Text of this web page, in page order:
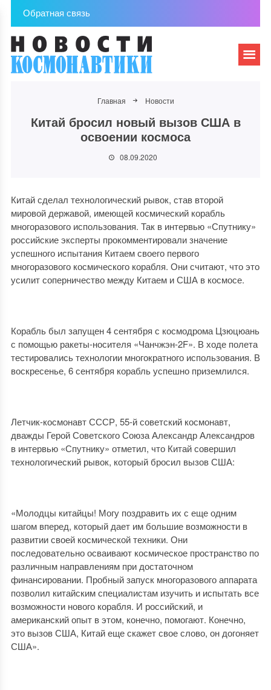
Обратная связь
Главная Новости
Китай бросил новый вызов США в
освоении космоса
08.09.2020
Китай сделал технологический рывок, став второй
мировой державой, имеющей космический корабль
многоразового использования. Так в интервью «Спутнику»
российские эксперты прокомментировали значение
успешного испытания Китаем своего первого
многоразового космического корабля. Они считают, что это
усилит соперничество между Китаем и США в космосе.
Корабль был запущен 4 сентября с космодрома Цзюцюань
с помощью ракеты-носителя «Чанчжэн-2F». В ходе полета
тестировались технологии многократного использования. В
воскресенье, 6 сентября корабль успешно приземлился.
Летчик-космонавт СССР, 55-й советский космонавт,
дважды Герой Советского Союза Александр Александров
в интервью «Спутнику» отметил, что Китай совершил
технологический рывок, который бросил вызов США:
«Молодцы китайцы! Могу поздравить их с еще одним
шагом вперед, который дает им большие возможности в
развитии своей космической техники. Они
последовательно осваивают космическое пространство по
различным направлениям при достаточном
финансировании. Пробный запуск многоразового аппарата
позволил китайским специалистам изучить и испытать все
возможности нового корабля. И российский, и
американский опыт в этом, конечно, помогают. Конечно,
это вызов США, Китай еще скажет свое слово, он догоняет
США».